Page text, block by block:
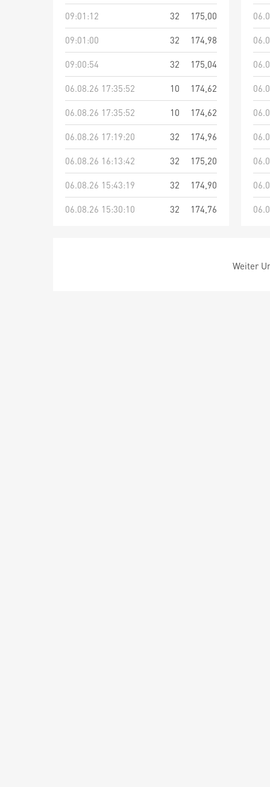
09:01:12
32
175,00
09:01:00
32
174,98
09:00:54
32
175,04
06.08.26 17:35:52
10
174,62
06.08.26 17:35:52
10
174,62
06.08.26 17:19:20
32
174,96
06.08.26 16:13:42
32
175,20
06.08.26 15:43:19
32
174,90
06.08.26 15:30:10
32 174,76
Weiter